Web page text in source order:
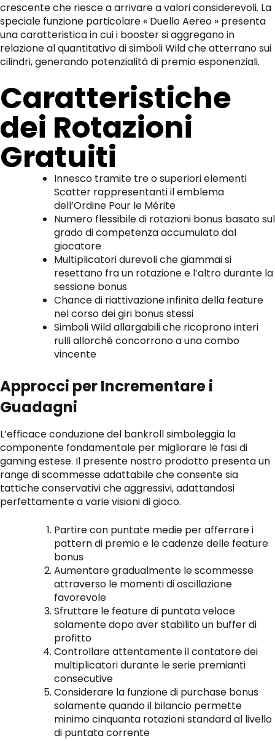
crescente che riesce a arrivare a valori considerevoli. La
speciale funzione particolare « Duello Aereo » presenta
una caratteristica in cui i booster si aggregano in
relazione al quantitativo di simboli Wild che atterrano sui
cilindri, generando potenzialità di premio esponenziali.
Caratteristiche
dei Rotazioni
Gratuiti
Innesco tramite tre o superiori elementi
Scatter rappresentanti il emblema
dell’Ordine Pour le Mérite
Numero flessibile di rotazioni bonus basato sul
grado di competenza accumulato dal
giocatore
Multiplicatori durevoli che giammai si
resettano fra un rotazione e l’altro durante la
sessione bonus
Chance di riattivazione infinita della feature
nel corso dei giri bonus stessi
Simboli Wild allargabili che ricoprono interi
rulli allorché concorrono a una combo
vincente
Approcci per Incrementare i
Guadagni
L’efficace conduzione del bankroll simboleggia la
componente fondamentale per migliorare le fasi di
gaming estese. Il presente nostro prodotto presenta un
range di scommesse adattabile che consente sia
tattiche conservativi che aggressivi, adattandosi
perfettamente a varie visioni di gioco.
Partire con puntate medie per afferrare i
pattern di premio e le cadenze delle feature
bonus
Aumentare gradualmente le scommesse
attraverso le momenti di oscillazione
favorevole
Sfruttare le feature di puntata veloce
solamente dopo aver stabilito un buffer di
profitto
Controllare attentamente il contatore dei
multiplicatori durante le serie premianti
consecutive
Considerare la funzione di purchase bonus
solamente quando il bilancio permette
minimo cinquanta rotazioni standard al livello
di puntata corrente